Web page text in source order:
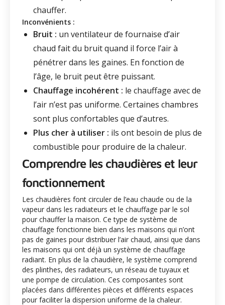
chauffer.
Inconvénients :
Bruit : un ventilateur de fournaise d’air
chaud fait du bruit quand il force l’air à
pénétrer dans les gaines. En fonction de
l’âge, le bruit peut être puissant.
Chauffage incohérent : le chauffage avec de
l’air n’est pas uniforme. Certaines chambres
sont plus confortables que d’autres.
Plus cher à utiliser : ils ont besoin de plus de
combustible pour produire de la chaleur.
Comprendre les chaudières et leur
fonctionnement
Les chaudières font circuler de l’eau chaude ou de la
vapeur dans les radiateurs et le chauffage par le sol
pour chauffer la maison. Ce type de système de
chauffage fonctionne bien dans les maisons qui n’ont
pas de gaines pour distribuer l’air chaud, ainsi que dans
les maisons qui ont déjà un système de chauffage
radiant. En plus de la chaudière, le système comprend
des plinthes, des radiateurs, un réseau de tuyaux et
une pompe de circulation. Ces composantes sont
placées dans différentes pièces et différents espaces
pour faciliter la dispersion uniforme de la chaleur.